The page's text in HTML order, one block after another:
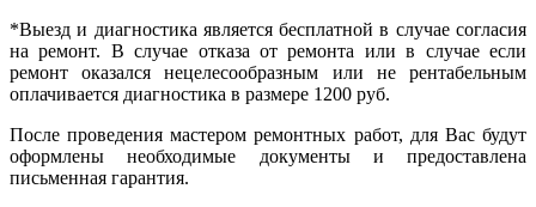
*Выезд и диагностика является бесплатной в случае согласия
на ремонт. В случае отказа от ремонта или в случае если
ремонт оказался нецелесообразным или не рентабельным
оплачивается диагностика в размере 1200 руб.
После проведения мастером ремонтных работ, для Вас будут
оформлены необходимые документы и предоставлена
письменная гарантия.